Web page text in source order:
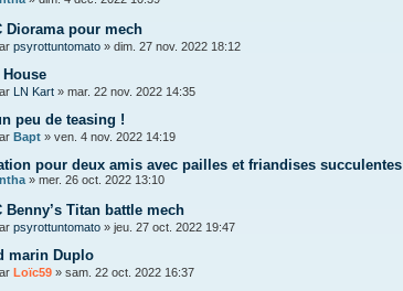
Diorama pour mech
psyrottuntomato » dim. 27 nov. 2022 18:12
LN Kart » mar. 22 nov. 2022 14:35
peu de teasing !
Bapt » ven. 4 nov. 2022 14:19
pour deux amis avec pailles et friandises succulentes
» mer. 26 oct. 2022 13:10
Benny’s Titan battle mech
psyrottuntomato » jeu. 27 oct. 2022 19:47
marin Duplo
Loïc59 » sam. 22 oct. 2022 16:37